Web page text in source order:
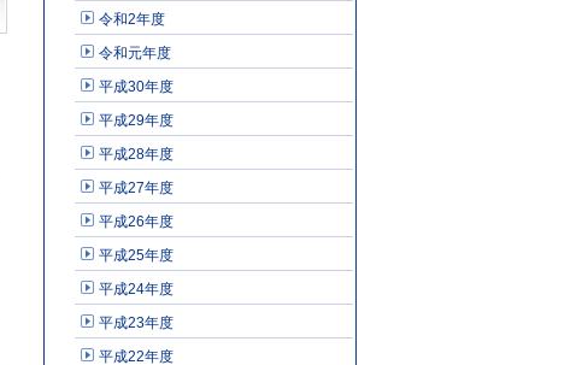
令和2年度
令和元年度
平成30年度
平成29年度
平成28年度
平成27年度
平成26年度
平成25年度
平成24年度
平成23年度
平成22年度